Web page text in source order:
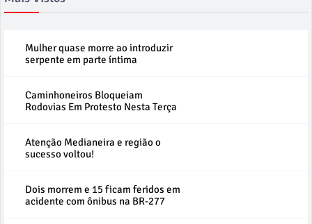
Mulher quase morre ao introduzir
serpente em parte íntima
Caminhoneiros Bloqueiam
Rodovias Em Protesto Nesta Terça
Atenção Medianeira e região o
sucesso voltou!
Dois morrem e 15 ficam feridos em
acidente com ônibus na BR-277